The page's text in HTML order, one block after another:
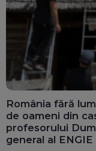
România fără
de oameni din
profesorului
general al